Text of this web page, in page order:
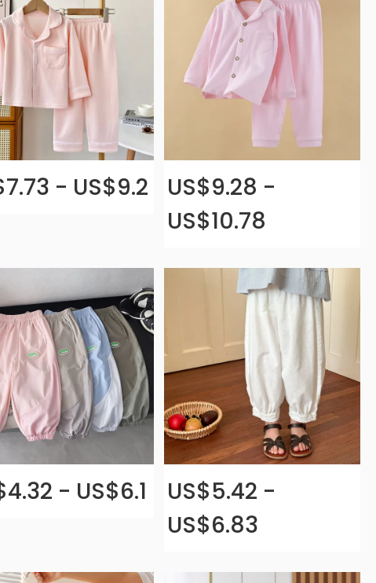
- US$9.2
US$9.28 -
US$10.78
- US$6.1
US$5.42 -
US$6.83